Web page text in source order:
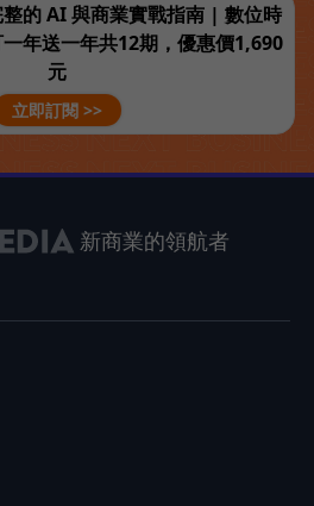
的 AI 與商業實戰指南 | 數位時
年送一年共12期，優惠價1,690
元
立即訂閱 >>
新商業的領航者